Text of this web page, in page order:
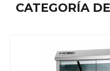
CATEGORÍA